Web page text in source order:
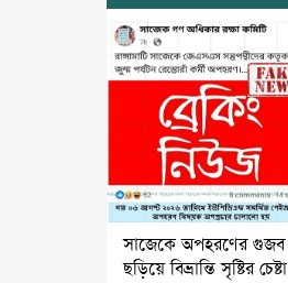
সাজেকে অপহরণের গুজব
ছড়িয়ে বিভ্রান্তি সৃষ্টির চেষ্টা